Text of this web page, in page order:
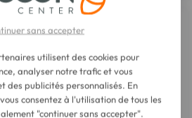
sans accepter
utilisent des cookies pour
analyser notre trafic et vous
des publicités personnalisés. En
consentez à l'utilisation de tous les
"continuer sans accepter".